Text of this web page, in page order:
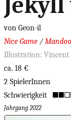
von Geon-il
Nice Game /
Illustration:
ca. 18 €
2 SpielerInnen
Schwierigkeit
Jahrgang 2022